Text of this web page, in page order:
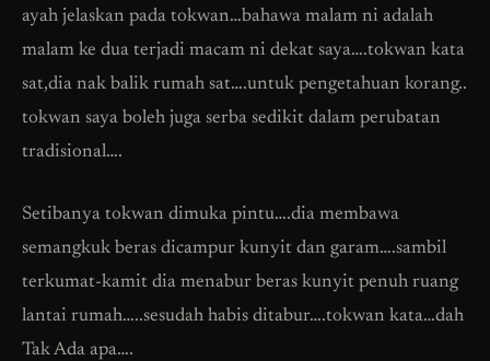
ayah jelaskan pada tokwan…bahawa malam ni adalah
malam ke dua terjadi macam ni dekat saya….tokwan kata
sat,dia nak balik rumah sat….untuk pengetahuan korang..
tokwan saya boleh juga serba sedikit dalam perubatan
tradisional….
Setibanya tokwan dimuka pintu….dia membawa
semangkuk beras dicampur kunyit dan garam….sambil
terkumat-kamit dia menabur beras kunyit penuh ruang
lantai rumah…..sesudah habis ditabur….tokwan kata…dah
Tak Ada apa….